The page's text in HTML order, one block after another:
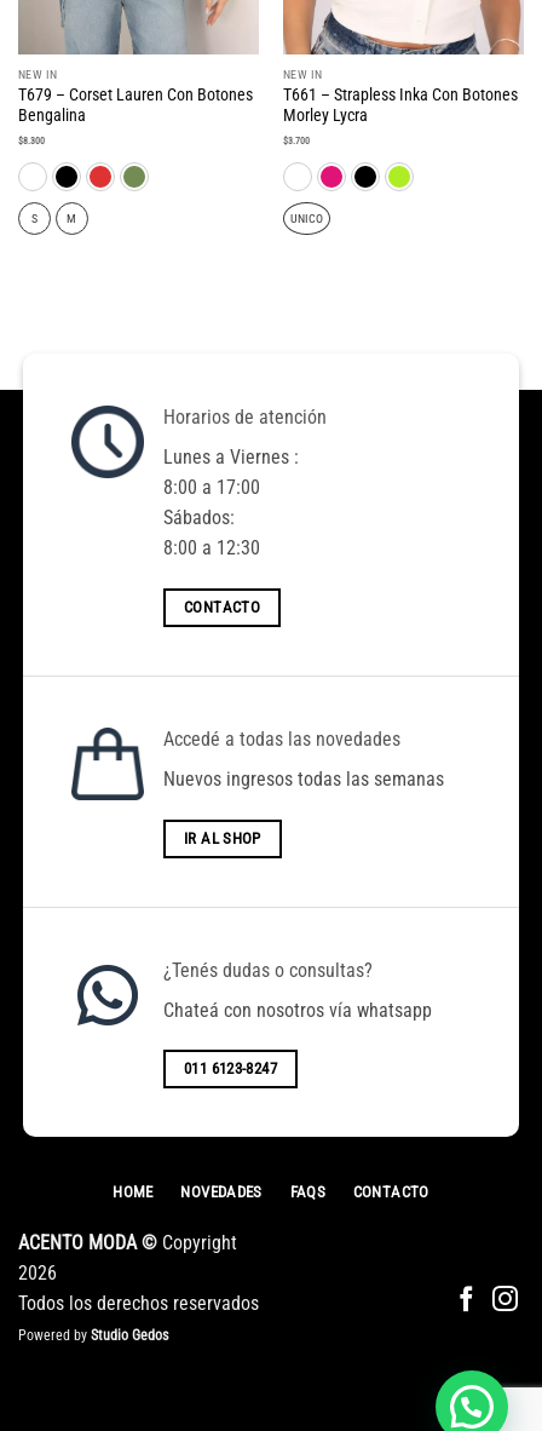
NEW IN
T679 – Corset Lauren Con Botones
Bengalina
$8.300
S M
NEW IN
T661 – Strapless Inka Con Botones
Morley Lycra
$3.700
UNICO
Horarios de atención
Lunes a Viernes :
8:00 a 17:00
Sábados:
8:00 a 12:30
CONTACTO
Accedé a todas las novedades
Nuevos ingresos todas las semanas
IR AL SHOP
¿Tenés dudas o consultas?
Chateá con nosotros vía whatsapp
011 6123-8247
ACENTO MODA © Copyright
2026
Todos los derechos reservados
Powered by Studio Gedos
HOME NOVEDADES FAQS CONTACTO